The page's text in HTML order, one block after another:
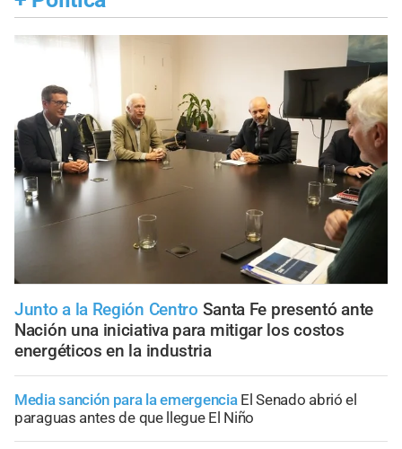
Junto a la Región Centro Santa Fe presentó ante
Nación una iniciativa para mitigar los costos
energéticos en la industria
Media sanción para la emergencia El Senado abrió el
paraguas antes de que llegue El Niño